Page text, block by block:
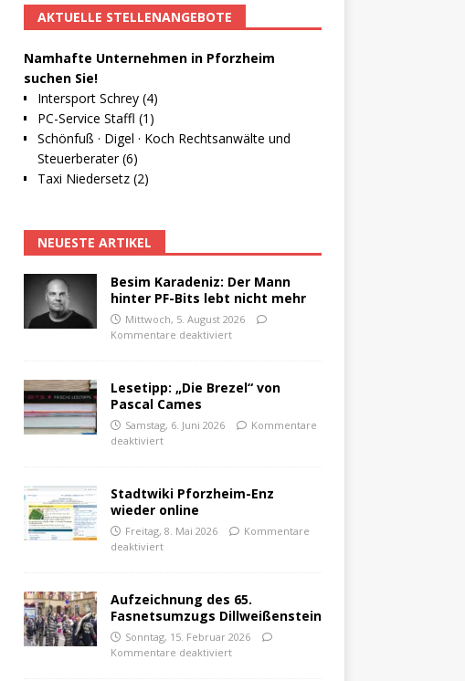
AKTUELLE STELLENANGEBOTE
Namhafte Unternehmen in Pforzheim
suchen Sie!
Intersport Schrey (4)
PC-Service Staffl (1)
Schönfuß · Digel · Koch Rechtsanwälte und
Steuerberater (6)
Taxi Niedersetz (2)
NEUESTE ARTIKEL
Besim Karadeniz: Der Mann
hinter PF-Bits lebt nicht mehr
Mittwoch, 5. August 2026
Kommentare deaktiviert
Lesetipp: „Die Brezel“ von
Pascal Cames
Samstag, 6. Juni 2026
Kommentare
deaktiviert
Stadtwiki Pforzheim-Enz
wieder online
Freitag, 8. Mai 2026
Kommentare
deaktiviert
Aufzeichnung des 65.
Fasnetsumzugs Dillweißenstein
Sonntag, 15. Februar 2026
Kommentare deaktiviert